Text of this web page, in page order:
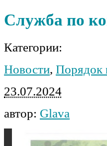
Служба по
Категории:
Новости, Порядок
23.07.2024
автор: Glava